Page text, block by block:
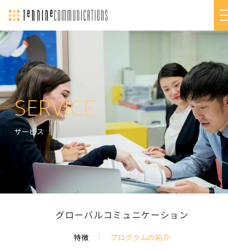
SERVICE
サービス
グローバルコミュニケーション
特徴 プログラムの紹介